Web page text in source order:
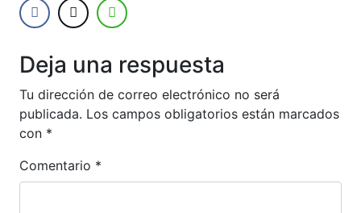
Deja una respuesta
Tu dirección de correo electrónico no será
publicada. Los campos obligatorios están marcados
con *
Comentario *